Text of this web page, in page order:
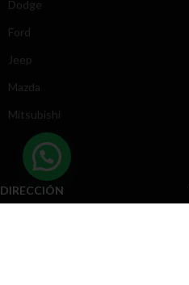
Dodge
Ford
Jeep
Mazda
Mitsubishi
DIRECCIÓN